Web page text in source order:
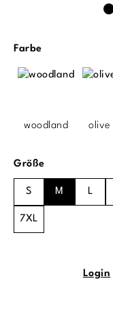
Farbeauswählen
woodland olive
Größeauswählen
S M L
7XL
Login